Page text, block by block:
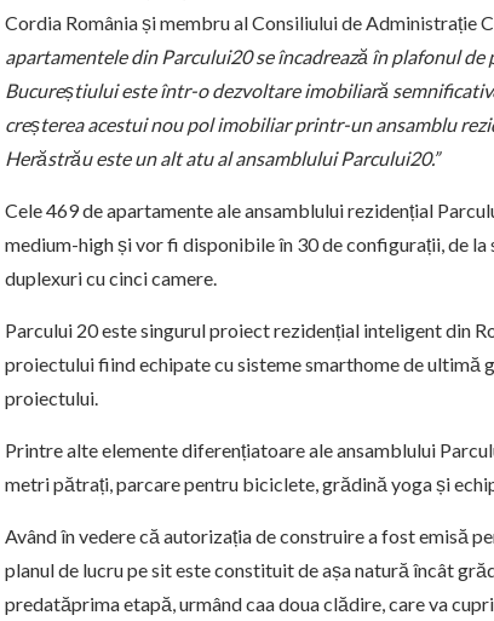
Cordia România și membru al Consiliului de Administrație
apartamentele din Parcului20 se încadrează în plafonul de
Bucureștiului este într-o dezvoltare imobiliară
creșterea acestui nou pol imobiliar printr-un ansamblu
Herăstrău este un alt atu al ansamblului Parcului20.”
Cele 469 de apartamente ale ansamblului rezidențial
medium-high și vor fi disponibile în 30 de configurații, de
duplexuri cu cinci camere.
Parcului 20 este singurul proiect rezidențial inteligent din
proiectului fiind echipate cu sisteme smarthome de ultimă
proiectului.
Printre alte elemente diferențiatoare ale ansamblului
metri pătrați, parcare pentru biciclete, grădină yoga și
Având în vedere că autorizația de construire a fost emisă
planul de lucru pe sit este constituit de așa natură încât
predatăprima etapă, urmând caa doua clădire, care va